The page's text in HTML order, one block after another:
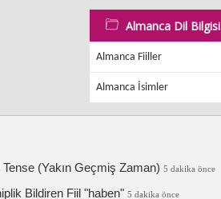
Almanca Dil Bilgisi
Almanca Fiiller
Almanca İsimler
(Yakın Geçmiş Zaman) 5 dakika önce
Bildiren Fiil "haben" 5 dakika önce